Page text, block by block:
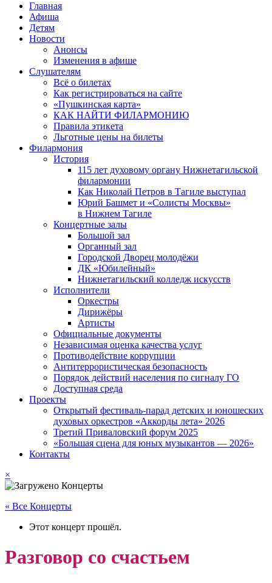
Главная
Афиша
Детям
Новости
Анонсы
Изменения в афише
Слушателям
Всё о билетах
Как регистрироваться на сайте
«Пушкинская карта»
КАК НАЙТИ ФИЛАРМОНИЮ
Правила этикета
Льготные цены на билеты
Филармония
История
115 лет духовому органу Нижнетагильской
филармонии
Как Николай Петров в Тагиле выступал
Юрий Башмет и «Солисты Москвы»
в Нижнем Тагиле
Концертные залы
Большой зал
Органный зал
Городской Дворец молодёжи
ДК «Юбилейный»
Нижнетагильский колледж искусств
Исполнители
Оркестры
Дирижёры
Артисты
Официальные документы
Независимая оценка качества услуг
Противодействие коррупции
Антитеррористическая безопасность
Порядок действий населения по сигналу ГО
Доступная среда
Проекты
Открытый фестиваль-парад детских и юношеских
духовых оркестров «Аккорды лета» 2026
Третий Приваловский форум 2025
«Большая сцена для юных музыкантов — 2026»
Контакты
×
« Все Концерты
Этот концерт прошёл.
Разговор со счастьем